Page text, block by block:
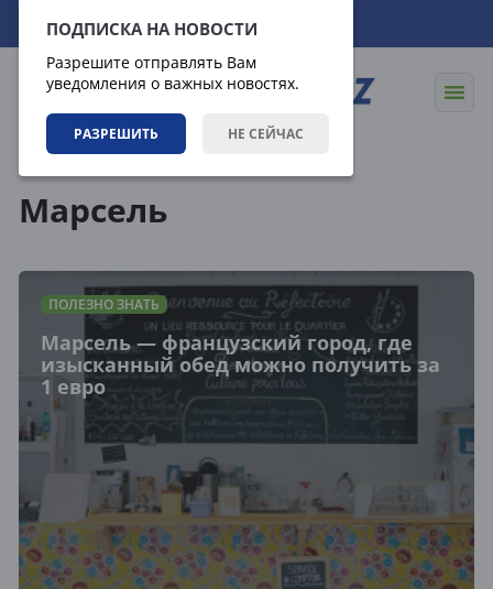
ПОДПИСКА НА НОВОСТИ
Разрешите отправлять Вам
уведомления о важных новостях.
РАЗРЕШИТЬ НЕ СЕЙЧАС
06.08.2026 09:50:06
Марсель
ПОЛЕЗНО ЗНАТЬ
Марсель — французский город, где
изысканный обед можно получить за
1 евро